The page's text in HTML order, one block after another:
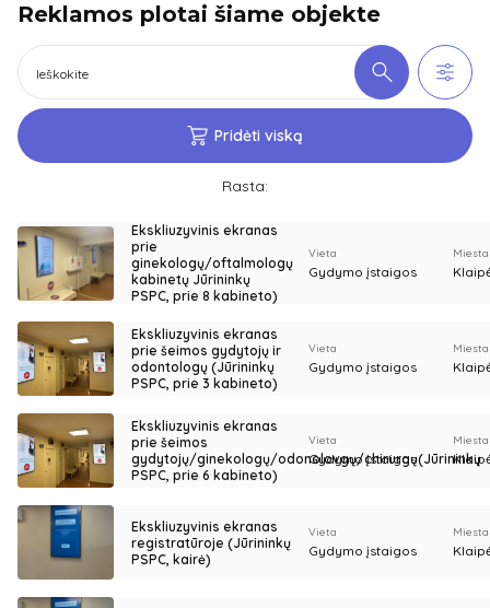
Reklamos plotai šiame objekte
Pridėti viską
Rasta:
Ekskliuzyvinis ekranas
prie
ginekologų/oftalmologų
kabinetų Jūrininkų
PSPC, prie 8 kabineto)
Vieta
Gydymo įstaigos
Ekskliuzyvinis ekranas
prie šeimos gydytojų ir
odontologų (Jūrininkų
PSPC, prie 3 kabineto)
Vieta
Gydymo įstaigos
Ekskliuzyvinis ekranas
prie šeimos
gydytojų/ginekologų/odonolovgų/chirurgų(Jūrininkų
PSPC, prie 6 kabineto)
Vieta
Gydymo įstaigos
Ekskliuzyvinis ekranas
registratūroje (Jūrininkų
PSPC, kairė)
Vieta
Gydymo įstaigos